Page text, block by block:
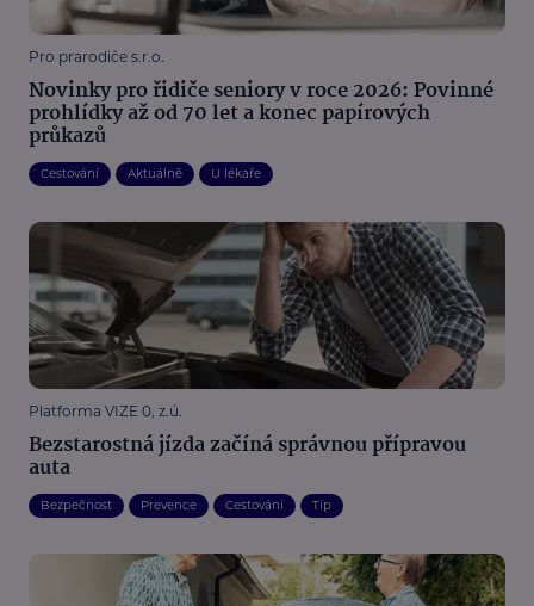
Pro prarodiče s.r.o.
Novinky pro řidiče seniory v roce 2026: Povinné
prohlídky až od 70 let a konec papírových
průkazů
Cestování Aktuálně U lékaře
Platforma VIZE 0, z.ú.
Bezstarostná jízda začíná správnou přípravou
auta
Bezpečnost Prevence Cestování Tip